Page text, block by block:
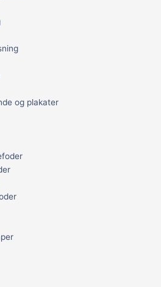
og plakater